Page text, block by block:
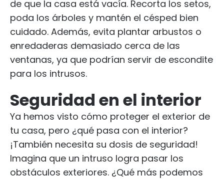
de que la casa está vacía. Recorta los setos,
poda los árboles y mantén el césped bien
cuidado. Además, evita plantar arbustos o
enredaderas demasiado cerca de las
ventanas, ya que podrían servir de escondite
para los intrusos.
Seguridad en el interior
Ya hemos visto cómo proteger el exterior de
tu casa, pero ¿qué pasa con el interior?
¡También necesita su dosis de seguridad!
Imagina que un intruso logra pasar los
obstáculos exteriores. ¿Qué más podemos